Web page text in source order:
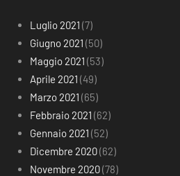
Luglio 2021 (7)
Giugno 2021 (50)
Maggio 2021 (53)
Aprile 2021 (49)
Marzo 2021 (65)
Febbraio 2021 (62)
Gennaio 2021 (52)
Dicembre 2020(62)
Novembre 2020(78)